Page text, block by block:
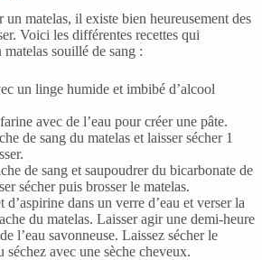
un matelas, il existe bien heureusement des
Voici les différentes recettes qui
souillé de sang :
un linge humide et imbibé d’alcool
avec de l’eau pour créer une pâte.
de sang du matelas et laisser sécher 1
de sang et saupoudrer du bicarbonate de
sécher puis brosser le matelas.
dans un verre d’eau et verser la
du matelas. Laisser agir une demi-heure
l’eau savonneuse. Laissez sécher le
séchez avec une sèche cheveux.